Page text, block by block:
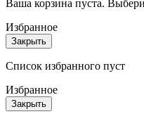
Ваша корзина пуста.
Избранное
Закрыть
Список избранного пуст
Избранное
Закрыть